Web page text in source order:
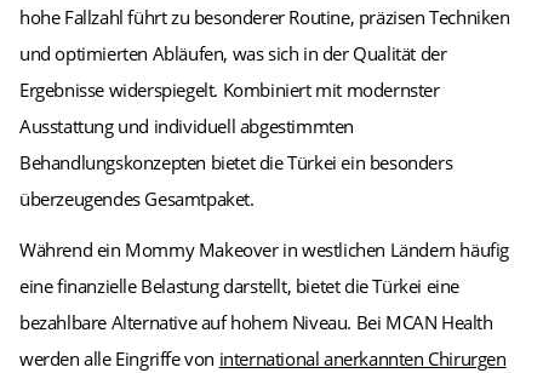
hohe Fallzahl führt zu besonderer Routine, präzisen Techniken
und optimierten Abläufen, was sich in der Qualität der
Ergebnisse widerspiegelt. Kombiniert mit modernster
Ausstattung und individuell abgestimmten
Behandlungskonzepten bietet die Türkei ein besonders
überzeugendes Gesamtpaket.
Während ein Mommy Makeover in westlichen Ländern häufig
eine finanzielle Belastung darstellt, bietet die Türkei eine
bezahlbare Alternative auf hohem Niveau. Bei MCAN Health
werden alle Eingriffe von international anerkannten Chirurgen